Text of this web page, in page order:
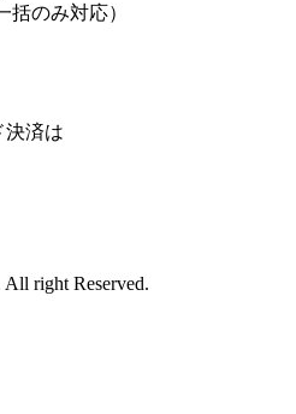
のみ対応）
決済は
right Reserved.